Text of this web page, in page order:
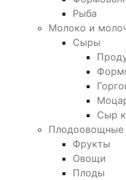
Рыба
Молоко и
Сыры
Сыр
Плодоовощные
Фрукты
Овощи
Плоды